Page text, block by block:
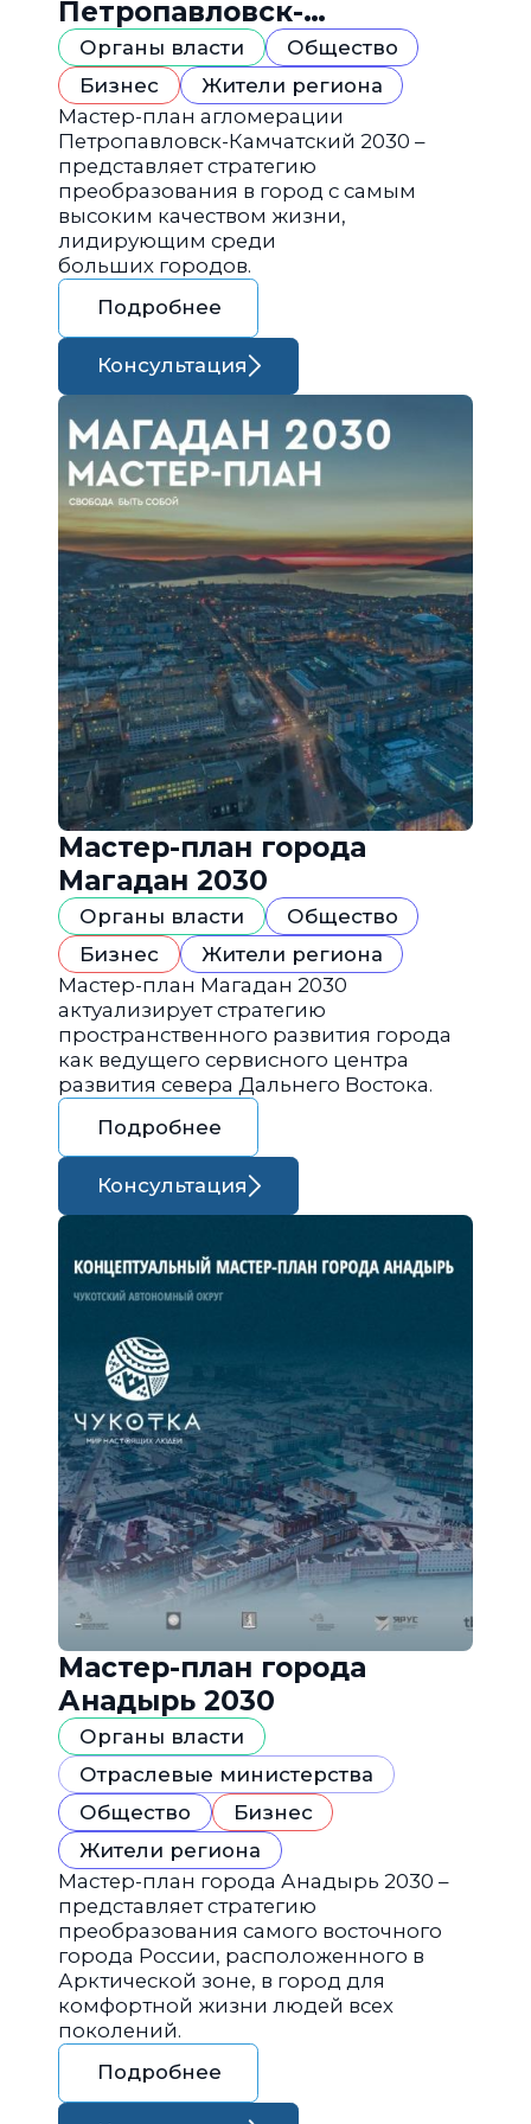
Петропавловск-
Камчатский 2030
Органы власти
Общество
Бизнес
Жители региона
Мастер-план агломерации
Петропавловск-Камчатский 2030 –
представляет стратегию
преобразования в город с самым
высоким качеством жизни,
лидирующим среди
больших городов.
Подробнее
Консультация
Мастер-план города
Магадан 2030
Органы власти
Общество
Бизнес
Жители региона
Мастер-план Магадан 2030
актуализирует стратегию
пространственного развития города
как ведущего сервисного центра
развития севера Дальнего Востока.
Подробнее
Консультация
Мастер-план города
Анадырь 2030
Органы власти
Отраслевые министерства
Общество
Бизнес
Жители региона
Мастер-план города Анадырь 2030 –
представляет стратегию
преобразования самого восточного
города России, расположенного в
Арктической зоне, в город для
комфортной жизни людей всех
поколений.
Подробнее